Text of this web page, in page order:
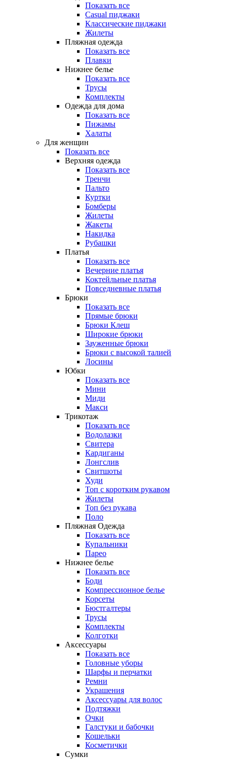
Показать все
Casual пиджаки
Классические пиджаки
Жилеты
Пляжная одежда
Показать все
Плавки
Нижнее белье
Показать все
Трусы
Комплекты
Одежда для дома
Показать все
Пижамы
Халаты
Для женщин
Показать все
Верхняя одежда
Показать все
Тренчи
Пальто
Куртки
Бомберы
Жилеты
Жакеты
Накидка
Рубашки
Платья
Показать все
Вечерние платья
Коктейльные платья
Повседневные платья
Брюки
Показать все
Прямые брюки
Брюки Клеш
Широкие брюки
Зауженные брюки
Брюки с высокой талией
Лосины
Юбки
Показать все
Мини
Миди
Макси
Трикотаж
Показать все
Водолазки
Свитера
Кардиганы
Лонгслив
Свитшоты
Худи
Топ с коротким рукавом
Жилеты
Топ без рукава
Поло
Пляжная Одежда
Показать все
Купальники
Парео
Нижнее белье
Показать все
Боди
Компрессионное белье
Корсеты
Бюстгалтеры
Трусы
Комплекты
Колготки
Аксессуары
Показать все
Головные уборы
Шарфы и перчатки
Ремни
Украшения
Аксессуары для волос
Подтяжки
Очки
Галстуки и бабочки
Кошельки
Косметички
Сумки